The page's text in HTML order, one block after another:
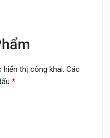
hiển thị công khai. Các
*